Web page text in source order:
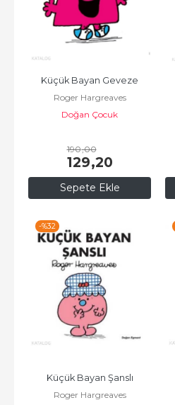
Sepete Ekle
Küçük Bayan Geveze
Roger Hargreaves
Doğan Çocuk
190,00
129,20
-%32
Küçük Bayan Şanslı
Roger Hargreaves